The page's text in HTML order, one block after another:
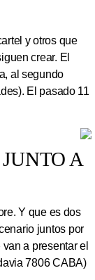
y otros que
crear. El
al segundo
El pasado 11
A
Y que es dos
juntos por
a presentar el
7806 CABA)